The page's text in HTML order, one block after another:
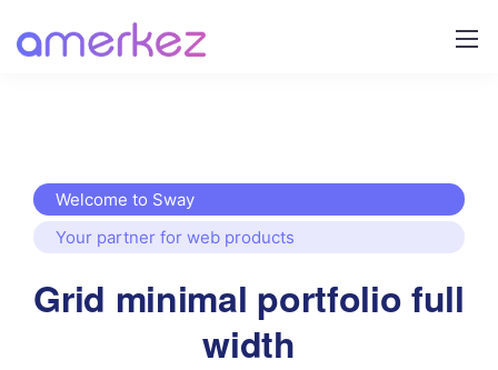
Welcome to Sway
Your partner for web products
Grid minimal portfolio full
width